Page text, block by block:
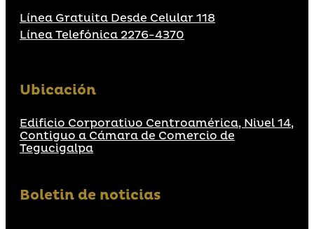
Línea Gratuita Desde Celular 118
Línea Telefónica 2276-4370
Ubicación
Edificio Corporativo Centroamérica, Nivel 14,
Contiguo a Cámara de Comercio de
Tegucigalpa
Boletin de noticias